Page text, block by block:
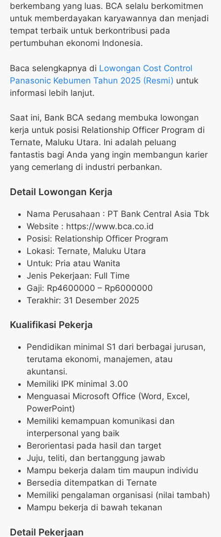
berkembang yang luas. BCA selalu berkomitmen
untuk memberdayakan karyawannya dan menjadi
tempat terbaik untuk berkontribusi pada
pertumbuhan ekonomi Indonesia.
Baca selengkapnya di Lowongan Cost Control
Panasonic Kebumen Tahun 2025 (Resmi) untuk
informasi lebih lanjut.
Saat ini, Bank BCA sedang membuka lowongan
kerja untuk posisi Relationship Officer Program di
Ternate, Maluku Utara. Ini adalah peluang
fantastis bagi Anda yang ingin membangun karier
yang cemerlang di industri perbankan.
Detail Lowongan Kerja
Nama Perusahaan : PT Bank Central Asia Tbk
Website : https://www.bca.co.id
Posisi: Relationship Officer Program
Lokasi: Ternate, Maluku Utara
Untuk: Pria atau Wanita
Jenis Pekerjaan: Full Time
Gaji: Rp4600000 – Rp6000000
Terakhir: 31 Desember 2025
Kualifikasi Pekerja
Pendidikan minimal S1 dari berbagai jurusan,
terutama ekonomi, manajemen, atau
akuntansi.
Memiliki IPK minimal 3.00
Menguasai Microsoft Office (Word, Excel,
PowerPoint)
Memiliki kemampuan komunikasi dan
interpersonal yang baik
Berorientasi pada hasil dan target
Juju, teliti, dan bertanggung jawab
Mampu bekerja dalam tim maupun individu
Bersedia ditempatkan di Ternate
Memiliki pengalaman organisasi (nilai tambah)
Mampu bekerja di bawah tekanan
Detail Pekerjaan